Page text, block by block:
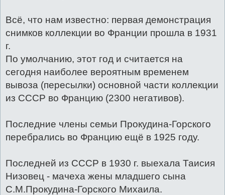
Всё, что нам известно: первая демонстрация
снимков коллекции во Франции прошла в 1931
г.
По умолчанию, этот год и считается на
сегодня наиболее вероятным временем
вывоза (пересылки) основной части коллекции
из СССР во Францию (2300 негативов).
Последние члены семьи Прокудина-Горского
перебрались во Францию ещё в 1925 году.
Последней из СССР в 1930 г. выехала Таисия
Низовец - мачеха жены младшего сына
С.М.Прокудина-Горского Михаила.